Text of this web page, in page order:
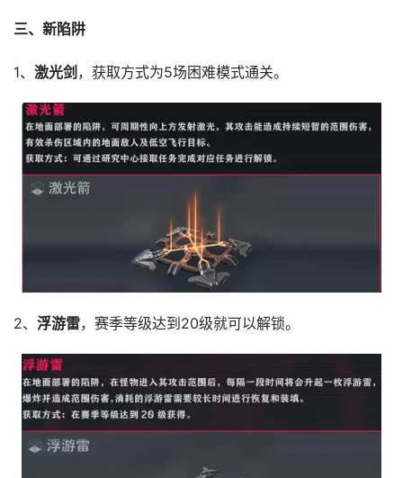
三、新陷阱
1、 激光剑 ，获取方式为5场困难模式通关。
2、 浮游雷，赛季等级达到20级就可以解锁。